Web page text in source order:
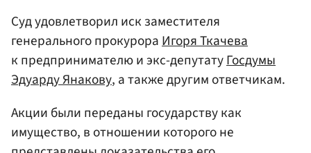
Суд удовлетворил иск заместителя
генерального прокурораИгоря Ткачева
к предпринимателю и экс-депутатуГосдумы
Эдуарду Янакову, а также другим ответчикам.
Акции были переданы государству как
имущество, в отношении которого не